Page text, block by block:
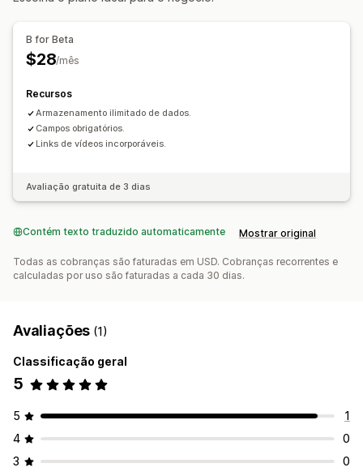
B for Beta
$28/mês
Recursos
Armazenamento ilimitado de dados.
Campos obrigatórios.
Links de vídeos incorporáveis.
Avaliação gratuita de 3 dias
Contém texto traduzido automaticamente Mostrar original
Todas as cobranças são faturadas em USD. Cobranças recorrentes e
calculadas por uso são faturadas a cada 30 dias.
Avaliações (1)
Classificação geral
5
5
1
4
0
3
0